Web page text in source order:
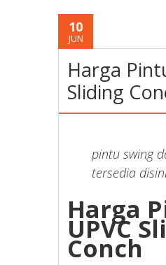
10
JUN
Harga
Sliding
pintu swing
tersedia
Harga
UPVC
Conch